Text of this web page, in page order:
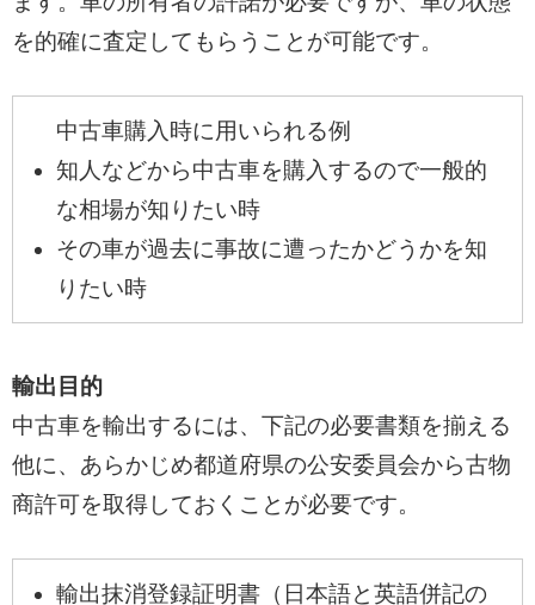
を的確に査定してもらうことが可能です。
中古車購入時に用いられる例
知人などから中古車を購入するので一般的
な相場が知りたい時
その車が過去に事故に遭ったかどうかを知
りたい時
輸出目的
中古車を輸出するには、下記の必要書類を揃える
他に、あらかじめ都道府県の公安委員会から古物
商許可を取得しておくことが必要です。
輸出抹消登録証明書（日本語と英語併記の